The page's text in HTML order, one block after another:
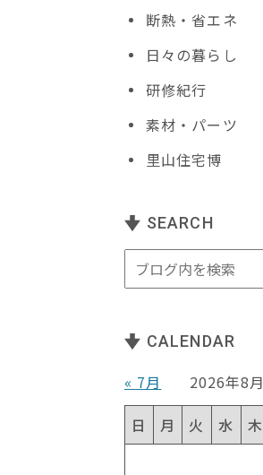
断熱・省エネ
日々の暮らし
研修紀行
素材・パーツ
里山住宅博
SEARCH
CALENDAR
« 7月
2026年8月
日
月 火 水 木